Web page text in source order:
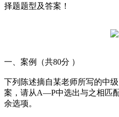
择题题型及答案！
一、案例（共80分 ）
下列陈述摘自某老师所写的中
案，请从A—P中选出与之相匹
余选项。